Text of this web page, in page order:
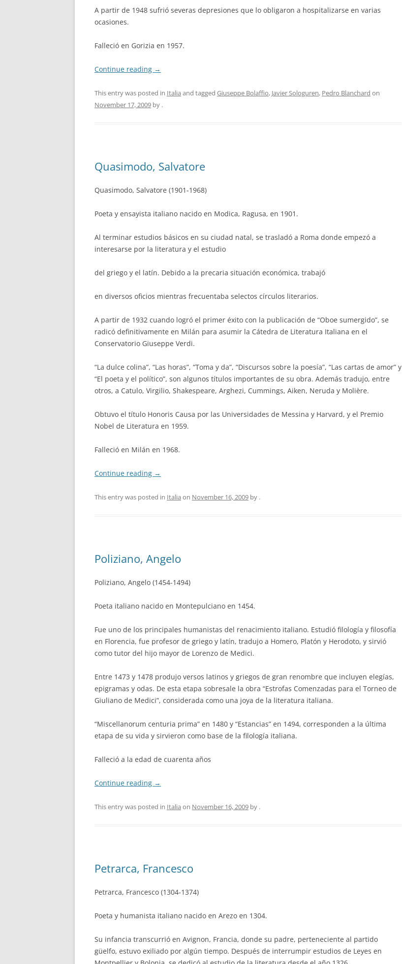
A partir de 1948 sufrió severas depresiones que lo obligaron a hospitalizarse en varias
ocasiones.
Falleció en Gorizia en 1957.
Continue reading →
This entry was posted in Italia and tagged Giuseppe Bolaffio, Javier Sologuren, Pedro Blanchard on
November 17, 2009 by .
Quasimodo, Salvatore
Quasimodo, Salvatore (1901-1968)
Poeta y ensayista italiano nacido en Modica, Ragusa, en 1901.
Al terminar estudios básicos en su ciudad natal, se trasladó a Roma donde empezó a
interesarse por la literatura y el estudio
del griego y el latín. Debido a la precaria situación económica, trabajó
en diversos oficios mientras frecuentaba selectos círculos literarios.
A partir de 1932 cuando logró el primer éxito con la publicación de “Oboe sumergido”, se
radicó definitivamente en Milán para asumir la Cátedra de Literatura Italiana en el
Conservatorio Giuseppe Verdi.
“La dulce colina”, “Las horas”, “Toma y da”, “Discursos sobre la poesía”, “Las cartas de amor” y
“El poeta y el político”, son algunos títulos importantes de su obra. Además tradujo, entre
otros, a Catulo, Virgilio, Shakespeare, Arghezi, Cummings, Aiken, Neruda y Molière.
Obtuvo el título Honoris Causa por las Universidades de Messina y Harvard, y el Premio
Nobel de Literatura en 1959.
Falleció en Milán en 1968.
Continue reading →
This entry was posted in Italia on November 16, 2009 by .
Poliziano, Angelo
Poliziano, Angelo (1454-1494)
Poeta italiano nacido en Montepulciano en 1454.
Fue uno de los principales humanistas del renacimiento italiano. Estudió filología y filosofía
en Florencia, fue profesor de griego y latín, tradujo a Homero, Platón y Herodoto, y sirvió
como tutor del hijo mayor de Lorenzo de Medici.
Entre 1473 y 1478 produjo versos latinos y griegos de gran renombre que incluyen elegías,
epigramas y odas. De esta etapa sobresale la obra “Estrofas Comenzadas para el Torneo de
Giuliano de Medici”, considerada como una joya de la literatura italiana.
“Miscellanorum centuria prima” en 1480 y “Estancias” en 1494, corresponden a la última
etapa de su vida y sirvieron como base de la filología italiana.
Falleció a la edad de cuarenta años
Continue reading →
This entry was posted in Italia on November 16, 2009 by .
Petrarca, Francesco
Petrarca, Francesco (1304-1374)
Poeta y humanista italiano nacido en Arezo en 1304.
Su infancia transcurrió en Avignon, Francia, donde su padre, perteneciente al partido
güelfo, estuvo exiliado por algún tiempo. Después de interrumpir estudios de Leyes en